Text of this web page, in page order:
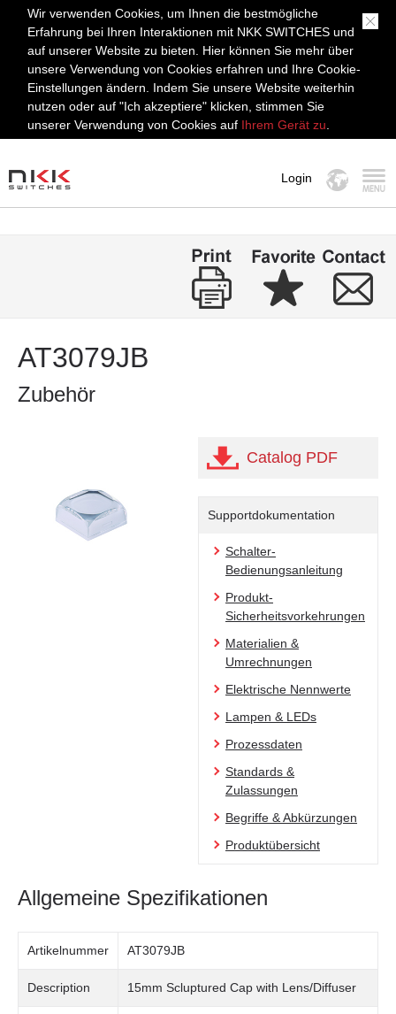
Wir verwenden Cookies, um Ihnen die bestmögliche
Erfahrung bei Ihren Interaktionen mit NKK SWITCHES und
auf unserer Website zu bieten. Hier können Sie mehr über
unsere Verwendung von Cookies erfahren und Ihre Cookie-
Einstellungen ändern. Indem Sie unsere Website weiterhin
nutzen oder auf "Ich akzeptiere" klicken, stimmen Sie
unserer Verwendung von Cookies auf Ihrem Gerät zu
Login
AT3079JB
Zubehör
Catalog PDF
Supportdokumentation
Schalter-
Bedienungsanleitung
Produkt-
Sicherheitsvorkehrungen
Materialien &
Umrechnungen
Elektrische Nennwerte
Lampen & LEDs
Prozessdaten
Standards &
Zulassungen
Begriffe & Abkürzungen
Produktübersicht
Allgemeine Spezifikationen
Artikelnummer AT3079JB
Description 15mm Scluptured Cap with Lens/Diffuser